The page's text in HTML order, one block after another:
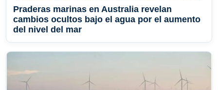
Praderas marinas en Australia revelan
cambios ocultos bajo el agua por el aumento
del nivel del mar